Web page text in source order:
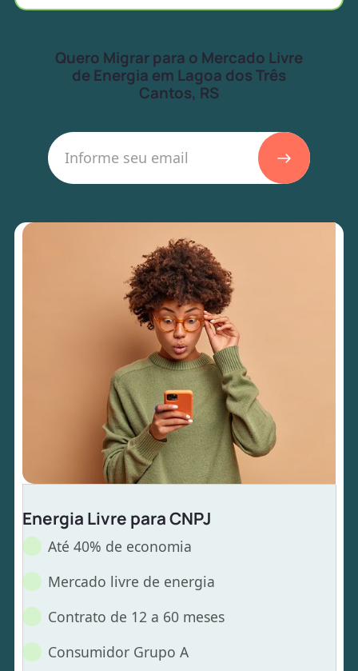
Quero Migrar para o Mercado Livre
de Energia em Lagoa dos Três
Cantos, RS
Energia Livre para CNPJ
Até 40% de economia
Mercado livre de energia
Contrato de 12 a 60 meses
Consumidor Grupo A